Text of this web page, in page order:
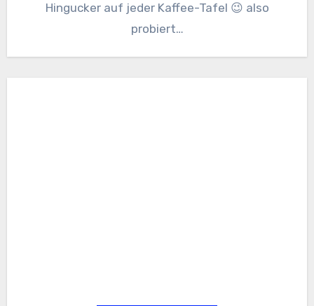
Hingucker auf jeder Kaffee-Tafel 😉 also
probiert…